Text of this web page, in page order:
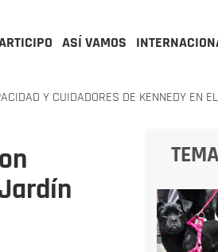
ASÍ VAMOS
Y CUIDADORES DE KENNEDY EN